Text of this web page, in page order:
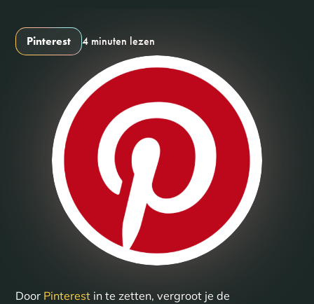
Pinterest 4 minuten lezen
Door Pinterestin te zetten, vergroot je de